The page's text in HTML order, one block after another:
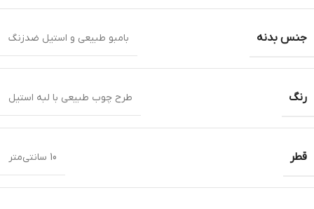
جنس بدنه بامبو طبیعی و استیل ضدزنگ
رنگ طرح چوب طبیعی با لبه استیل
قطر 10 سانتی‌متر